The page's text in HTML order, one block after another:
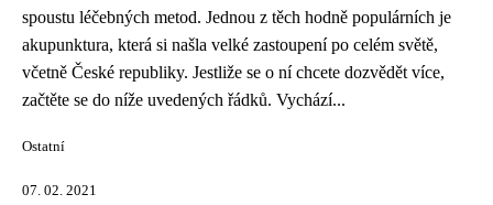
spoustu léčebných metod. Jednou z těch hodně populárních je
akupunktura, která si našla velké zastoupení po celém světě,
včetně České republiky. Jestliže se o ní chcete dozvědět více,
začtěte se do níže uvedených řádků. Vychází...
Ostatní
07. 02. 2021